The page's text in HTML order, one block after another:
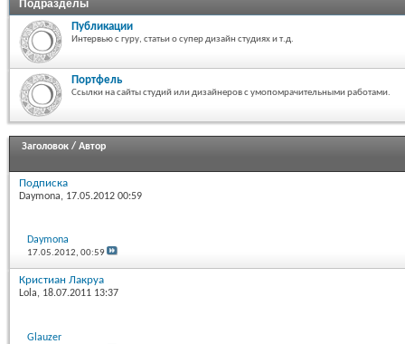
Подразделы
Публикации
Интервью с гуру, статьи о супер дизайн студиях и т.д.
Портфель
Ссылки на сайты студий или дизайнеров с умопомрачительными работами.
Заголовок / Автор
Подписка
Daymona, 17.05.2012 00:59
Daymona
17.05.2012,00:59
Кристиан Лакруа
Lola, 18.07.2011 13:37
Glauzer